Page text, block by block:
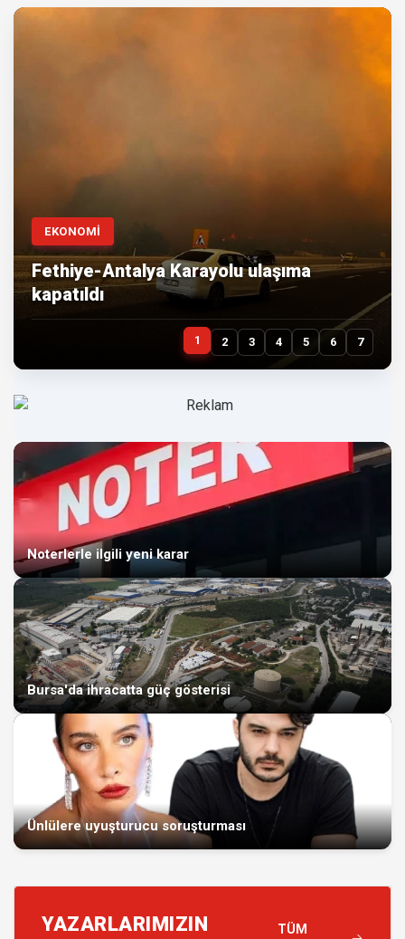
EKONOMİ
Fethiye-Antalya Karayolu ulaşıma
kapatıldı
1 2 3 4 5 6 7
Noterlerle ilgili yeni karar
Bursa'da ihracatta güç gösterisi
Ünlülere uyuşturucu soruşturması
YAZARLARIMIZIN
TÜM